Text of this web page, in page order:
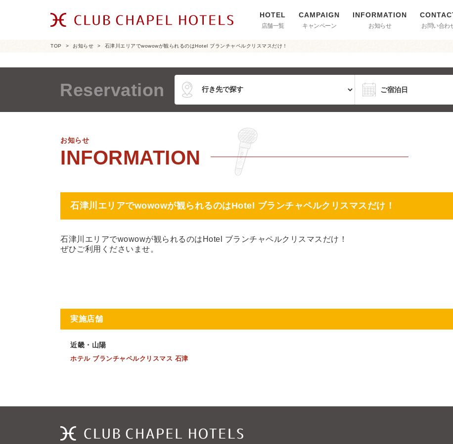
店舗一覧 キャンペーン お知らせ お問い合わ
TOP お知らせ 石津川エリアでwowowが観られるのはHotel ブランチャペルクリスマスだけ！
Reservation
お知らせ
石津川エリアでwowowが観られるのはHotel ブランチャペルクリスマスだけ！
石津川エリアでwowowが観られるのはHotel ブランチャペルクリスマスだけ！
ぜひご利用くださいませ。
実施店舗
近畿・山陽
ホテル ブランチャペルクリスマス 石津